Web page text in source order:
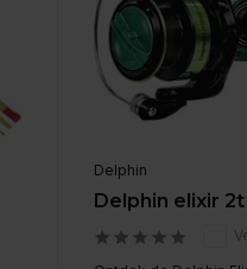
Delphin
Delphin elixir